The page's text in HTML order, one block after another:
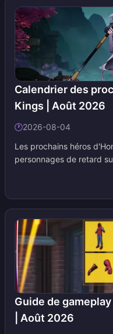
des cycles des
Calendrier des
Kings | Août 2026
🕐2026-08-04
Les prochains héros
personnages de retard
mise à jour : qui sera le
favoris. Nous mettons le
Infinite, les notes de
dataminage fiables
Guide de
| Août 2026